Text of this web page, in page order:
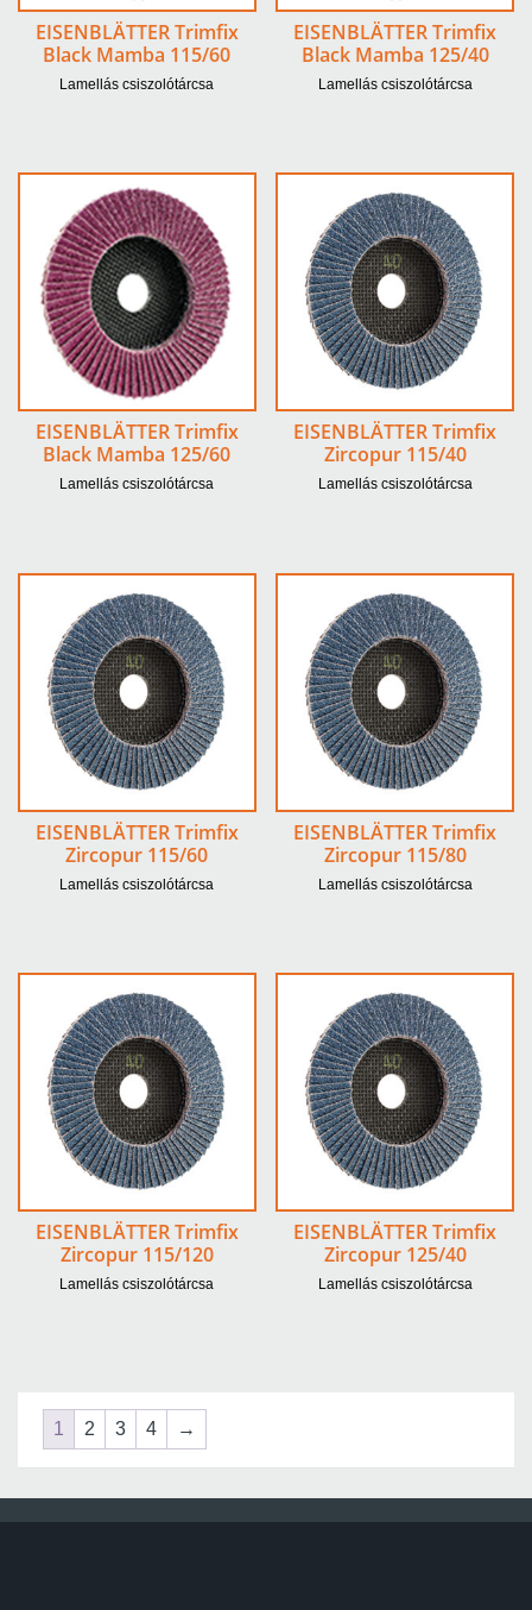
EISENBLÄTTER Trimfix
Black Mamba 115/60
Lamellás csiszolótárcsa
EISENBLÄTTER Trimfix
Black Mamba 125/40
Lamellás csiszolótárcsa
EISENBLÄTTER Trimfix
Black Mamba 125/60
Lamellás csiszolótárcsa
EISENBLÄTTER Trimfix
Zircopur 115/40
Lamellás csiszolótárcsa
EISENBLÄTTER Trimfix
Zircopur 115/60
Lamellás csiszolótárcsa
EISENBLÄTTER Trimfix
Zircopur 115/80
Lamellás csiszolótárcsa
EISENBLÄTTER Trimfix
Zircopur 115/120
Lamellás csiszolótárcsa
EISENBLÄTTER Trimfix
Zircopur 125/40
Lamellás csiszolótárcsa
1 2 3 4 →